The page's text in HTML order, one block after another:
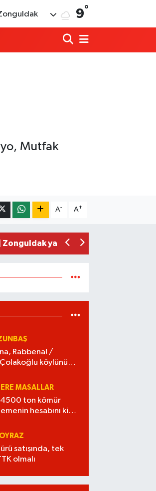
9°
Mutfak
A- A+
Hep bana, Rabbena! / Ahmet
Ülkü Ocakları’ndan BEUN Rektörü
Zonguldak yaya geçidinde feci kaza:
Rabbena! /
köylünün
MASALLAR
ton kömür
hesabını kim
satışında, tek
olmalı